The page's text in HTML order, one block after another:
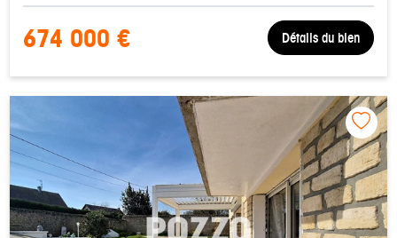
674 000 € Détails du bien